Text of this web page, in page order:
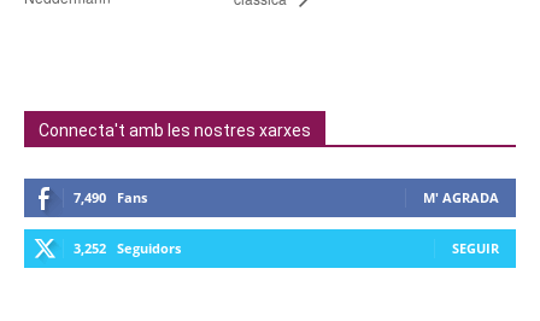
Connecta't amb les nostres xarxes
7,490 Fans M' AGRADA
3,252 Seguidors SEGUIR